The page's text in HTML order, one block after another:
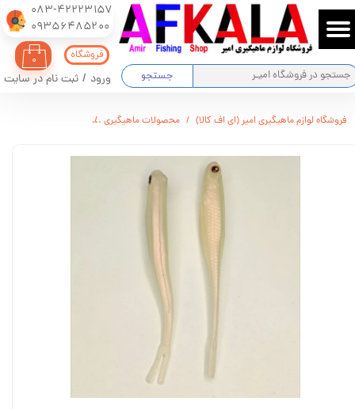
083-42223157
​​​​​​​09356485200
جستجو
۰
ورود / ثبت نام در سایت
حساب کاربری من
تغییر گذر واژه
فروشگاه
فروشگاه لوازم ماهیگیری امیر (ای اف کالا) محصولات ماهیگیری